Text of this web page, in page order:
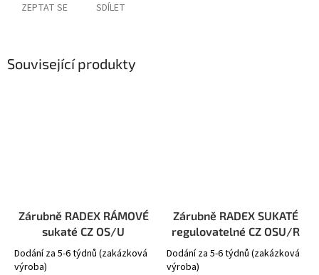
ZEPTAT SE SDÍLET
Související produkty
Zárubně RADEX RÁMOVÉ
sukaté CZ OS/U
Dodání za 5-6 týdnů (zakázková
výroba)
Zárubně RADEX SUKATÉ
regulovatelné CZ OSU/R
Dodání za 5-6 týdnů (zakázková
výroba)